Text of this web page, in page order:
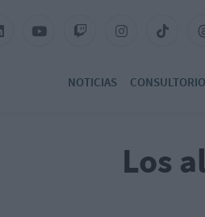
NOTICIAS
Los